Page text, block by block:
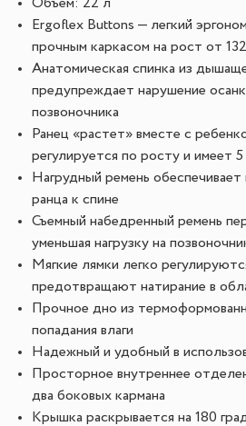
Объем: 22 л
Ergoflex Buttons — легкий
прочным каркасом на рост от
Анатомическая спинка из
предупреждает нарушение
позвоночника
Ранец «растет» вместе с
регулируется по росту и имеет
Нагрудный ремень обеспечивает
ранца к спине
Съемный набедренный ремень
уменьшая нагрузку на
Мягкие лямки легко
предотвращают натирание в
Прочное дно из
попадания влаги
Надежный и удобный в
Просторное внутреннее
два боковых кармана
Крышка раскрывается на 180